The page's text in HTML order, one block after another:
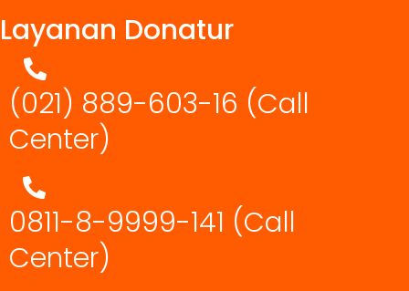
Layanan Donatur
(021) 889-603-16 (Call
Center)
0811-8-9999-141 (Call
Center)